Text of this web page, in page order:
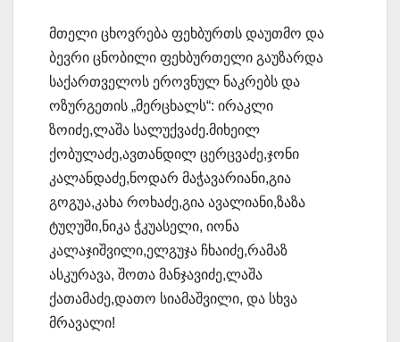
მთელი ცხოვრება ფეხბურთს დაუთმო და
ბევრი ცნობილი ფეხბურთელი გაუზარდა
საქართველოს ეროვნულ ნაკრებს და
ოზურგეთის „მერცხალს“: ირაკლი
ზოიძე,ლაშა სალუქვაძე.მიხეილ
ქობულაძე,ავთანდილ ცერცვაძე,ჯონი
კალანდაძე,ნოდარ მაჭავარიანი,გია
გოგუა,კახა როხაძე,გია ავალიანი,ზაზა
ტუღუში,ნიკა ჭკუასელი, იონა
კალაჯიშვილი,ელგუჯა ჩხაიძე,რამაზ
ასკურავა, შოთა მანჯავიძე,ლაშა
ქათამაძე,დათო სიამაშვილი, და სხვა
მრავალი!